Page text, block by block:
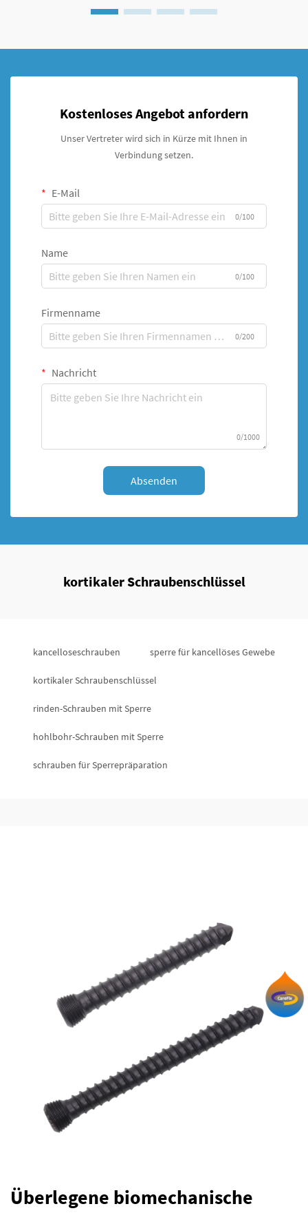
Kostenloses Angebot anfordern
Unser Vertreter wird sich in Kürze mit Ihnen in
Verbindung setzen.
E-Mail
0/100
Name
0/100
Firmenname
0/200
Nachricht
0/1000
Absenden
kortikaler Schraubenschlüssel
kancelloseschrauben sperre für kancellöses Gewebe
kortikaler Schraubenschlüssel
rinden-Schrauben mit Sperre
hohlbohr-Schrauben mit Sperre
schrauben für Sperrepräparation
Überlegene biomechanische